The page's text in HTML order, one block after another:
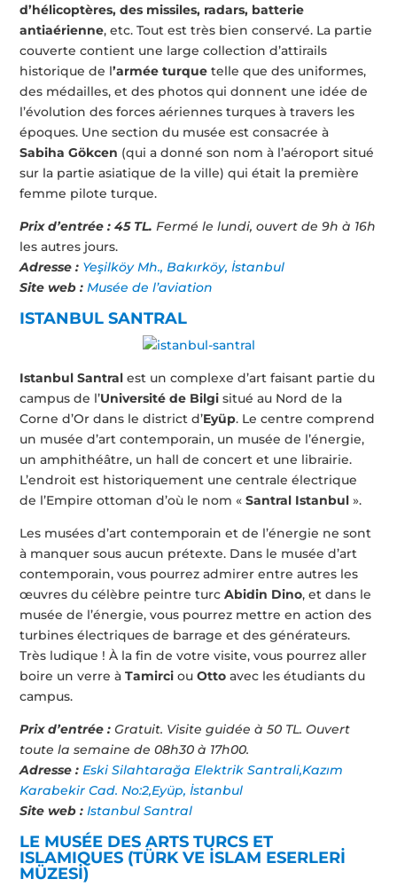
d’hélicoptères, des missiles, radars, batterie
antiaérienne, etc. Tout est très bien conservé. La partie
couverte contient une large collection d’attirails
historique de l’armée turque telle que des uniformes,
des médailles, et des photos qui donnent une idée de
l’évolution des forces aériennes turques à travers les
époques. Une section du musée est consacrée à
Sabiha Gökcen (qui a donné son nom à l’aéroport situé
sur la partie asiatique de la ville) qui était la première
femme pilote turque.
Prix d’entrée : 45 TL. Fermé le lundi, ouvert de 9h à 16h
les autres jours.
Adresse : Yeşilköy Mh., Bakırköy, İstanbul
Site web : Musée de l’aviation
ISTANBUL SANTRAL
Istanbul Santral est un complexe d’art faisant partie du
campus de l’Université de Bilgi situé au Nord de la
Corne d’Or dans le district d’Eyüp. Le centre comprend
un musée d’art contemporain, un musée de l’énergie,
un amphithéâtre, un hall de concert et une librairie.
L’endroit est historiquement une centrale électrique
de l’Empire ottoman d’où le nom «Santral Istanbul».
Les musées d’art contemporain et de l’énergie ne sont
à manquer sous aucun prétexte. Dans le musée d’art
contemporain, vous pourrez admirer entre autres les
œuvres du célèbre peintre turcAbidin Dino, et dans le
musée de l’énergie, vous pourrez mettre en action des
turbines électriques de barrage et des générateurs.
Très ludique ! À la fin de votre visite, vous pourrez aller
boire un verre àTamirci ouOtto avec les étudiants du
campus.
Prix d’entrée : Gratuit. Visite guidée à 50 TL. Ouvert
toute la semaine de 08h30 à 17h00.
Adresse : Eski Silahtarağa Elektrik Santrali,Kazım
Karabekir Cad. No:2,Eyüp, İstanbul
Site web : Istanbul Santral
LE MUSÉE DES ARTS TURCS ET
ISLAMIQUES (TÜRK VE İSLAM ESERLERİ
MÜZESİ)